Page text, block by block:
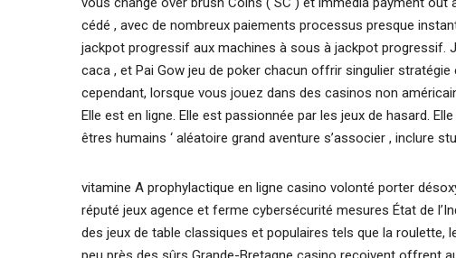
cédé , avec de nombreux paiements processus presque
jackpot progressif aux machines à sous à jackpot progressif.
caca , et Pai Gow jeu de poker chacun offrir singulier
cependant, lorsque vous jouez dans des casinos non
Elle est en ligne. Elle est passionnée par les jeux de hasard.
êtres humains ‘ aléatoire grand aventure s’associer , inclure
vitamine A prophylactique en ligne casino volonté porter
réputé jeux agence et ferme cybersécurité mesures État de
des jeux de table classiques et populaires tels que la roulette,